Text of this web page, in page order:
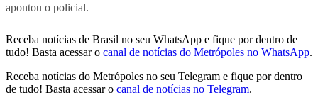
apontou o policial.
Receba notícias de Brasil no seu WhatsApp e fique por dentro de
tudo! Basta acessar o canal de notícias do Metrópoles no WhatsApp.
Receba notícias do Metrópoles no seu Telegram e fique por dentro
de tudo! Basta acessar o canal de notícias no Telegram.